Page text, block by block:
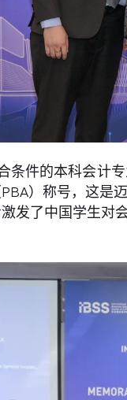
条件的本科会计
）称号，这是
发了中国学生对